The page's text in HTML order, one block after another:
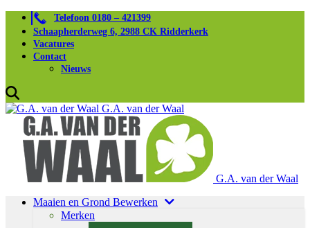
Telefoon 0180 – 421399
Schaapherderweg 6, 2988 CK Ridderkerk
Vacatures
Contact
Nieuws
G.A. van der Waal
G.A. van der Waal
Maaien en Grond Bewerken
Merken